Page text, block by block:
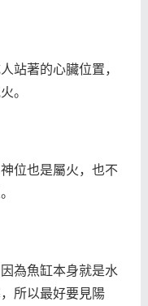
站著的心臟位置，
。
位也是屬火，也不
為魚缸本身就是水
所以最好要見陽